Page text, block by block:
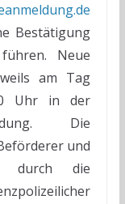
Bestätigung
Neue
am Tag
Uhr in der
Die
und
durch die